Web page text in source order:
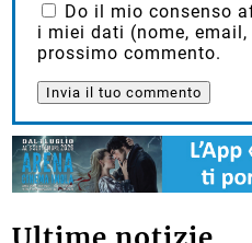
Do il mio consenso
i miei dati (nome,
prossimo commento.